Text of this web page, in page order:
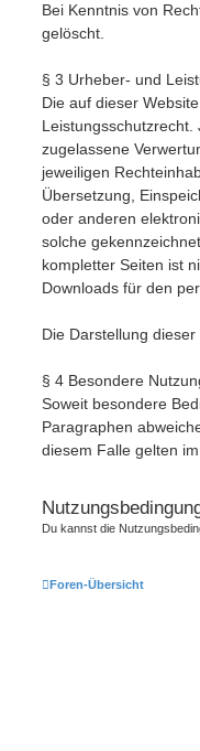
Bei Kenntnis von
gelöscht.
§ 3 Urheber- und
Die auf dieser
zugelassene
jeweiligen
Übersetzung,
oder anderen
solche
kompletter Seiten ist
Downloads für den
Die Darstellung
§ 4 Besondere
Soweit besondere
Paragraphen
diesem Falle gelten
Du kannst die
Foren-Übersicht